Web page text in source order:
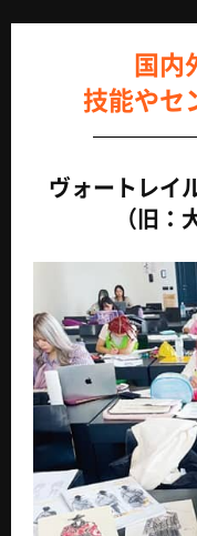
国内
技能やセ
ヴォートレイ
（旧：